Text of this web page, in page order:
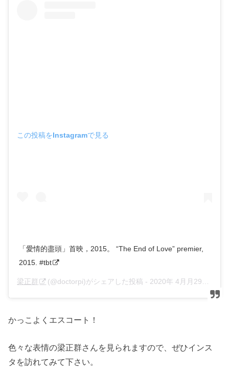
この投稿をInstagramで見る
「愛情的盡頭」首映，2015。 “The End of Love” premier,
2015. #tbt
梁正群 (@doctorpi)がシェアした投稿 - 2020年 4月月29日午後6時30分PDT
かっこよくエスコート！
色々な表情の梁正群さんを見られますので、ぜひインス
タを訪れてみて下さい。